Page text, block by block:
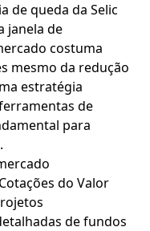
de queda da Selic
janela de
costuma
mesmo da redução
estratégia
de
para
do Valor
de fundos